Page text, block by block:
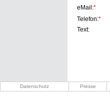
eMail:*
Telefon:*
Text:
Datenschutz Presse